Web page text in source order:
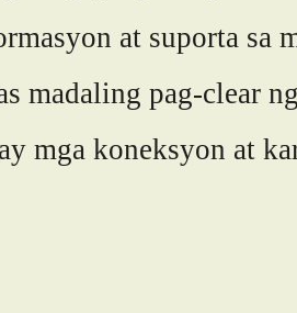
at suporta sa
madaling pag-clear
mga koneksyon at